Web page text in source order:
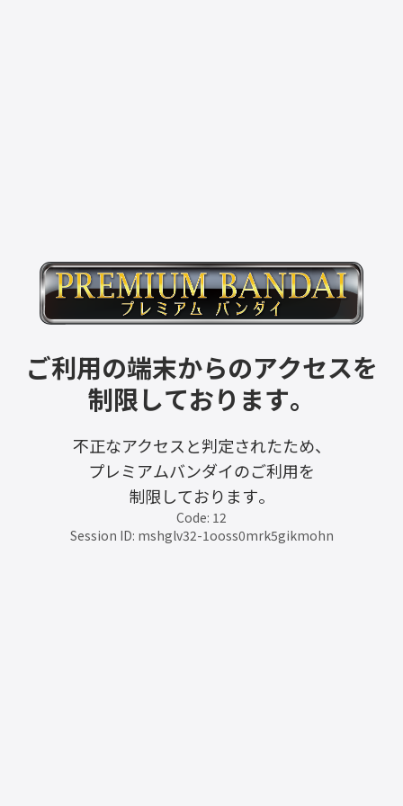
ご利用の端末からのアクセスを
制限しております。
不正なアクセスと判定されたため、
プレミアムバンダイのご利用を
制限しております。
Code: 12
Session ID: mshglv32-1ooss0mrk5gikmohn